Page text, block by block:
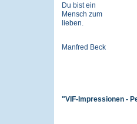
Du bist ein
Mensch zum
lieben.
Manfred Beck
"VIF-Impressionen -